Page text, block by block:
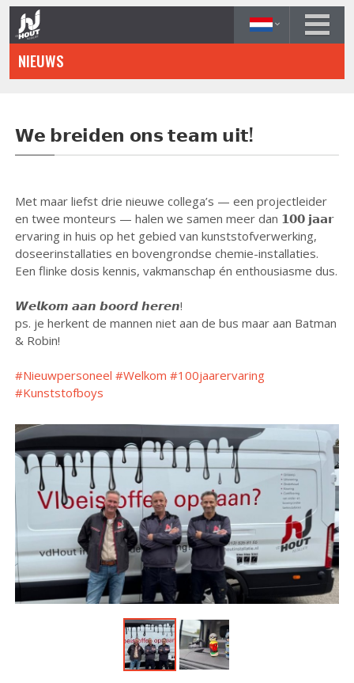
Overslaan
naar
inhoud
NIEUWS
𝗪𝗲 𝗯𝗿𝗲𝗶𝗱𝗲𝗻 𝗼𝗻𝘀 𝘁𝗲𝗮𝗺 𝘂𝗶𝘁!
Met maar liefst drie nieuwe collega’s — een projectleider
en twee monteurs — halen we samen meer dan 𝟭𝟬𝟬 𝗷𝗮𝗮𝗿
ervaring in huis op het gebied van kunststofverwerking,
doseerinstallaties en bovengrondse chemie-installaties.
Een flinke dosis kennis, vakmanschap én enthousiasme dus.
𝙒𝙚𝙡𝙠𝙤𝙢 𝙖𝙖𝙣 𝙗𝙤𝙤𝙧𝙙 𝙝𝙚𝙧𝙚𝙣!
ps. je herkent de mannen niet aan de bus maar aan Batman
& Robin!
#Nieuwpersoneel #Welkom #100jaarervaring
#Kunststofboys